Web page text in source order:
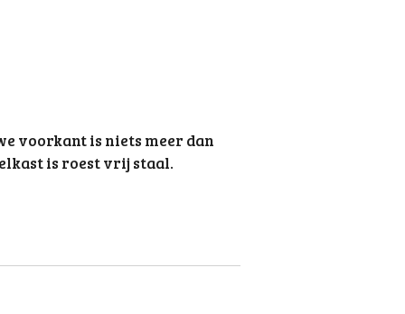
voorkant is niets meer dan
is roest vrij staal.